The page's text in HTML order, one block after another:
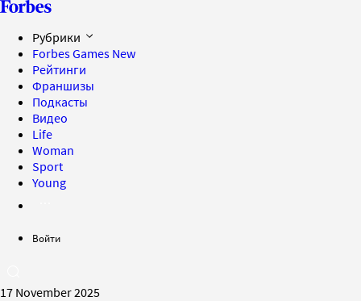
Рубрики
Forbes Games New
Рейтинги
Франшизы
Подкасты
Видео
Life
Woman
Sport
Young
Войти
17 November 2025